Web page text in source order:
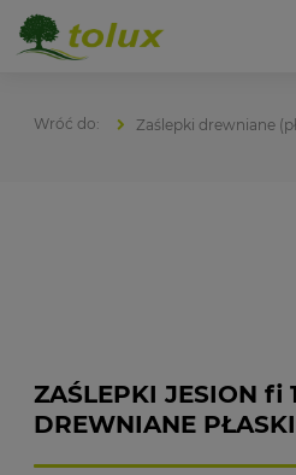
Zaślepki drewniane
ZAŚLEPKI JESION fi
DREWNIANE